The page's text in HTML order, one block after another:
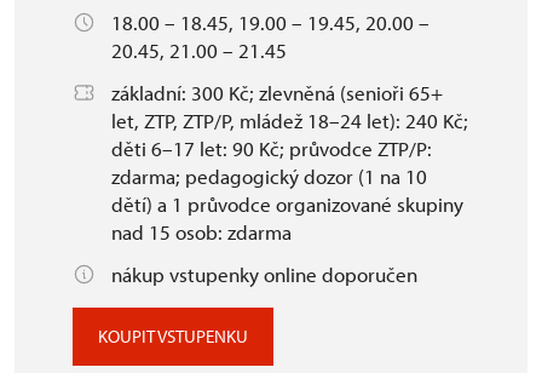
18.00 – 18.45, 19.00 – 19.45, 20.00 –
20.45, 21.00 – 21.45
základní: 300 Kč; zlevněná (senioři 65+
let, ZTP, ZTP/P, mládež 18–24 let): 240 Kč;
děti 6–17 let: 90 Kč; průvodce ZTP/P:
zdarma; pedagogický dozor (1 na 10
dětí) a 1 průvodce organizované skupiny
nad 15 osob: zdarma
nákup vstupenky online doporučen
KOUPIT VSTUPENKU